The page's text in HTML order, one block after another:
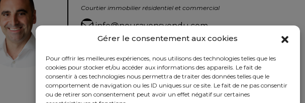
Gérer le consentement aux cookies
Pour offrir les meilleures expériences, nous utilisons des technologies telles que les
cookies pour stocker et/ou accéder aux informations des appareils. Le fait de
consentir à ces technologies nous permettra de traiter des données telles que le
comportement de navigation ou les ID uniques sur ce site. Le fait de ne pas consentir
ou de retirer son consentement peut avoir un effet négatif sur certaines
Courtier immobilier résidentiel et commercial
info@nousavonsvendu.com
450 229-2992
50 rue morin, Sainte-Adèle,
Québec J8B 2P7